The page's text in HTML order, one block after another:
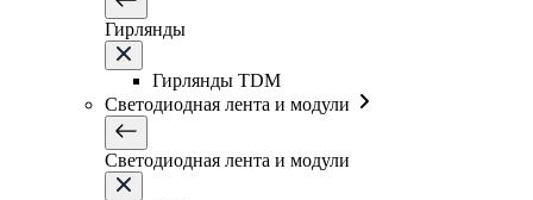
Гирлянды
Гирлянды TDM
Светодиодная лента и модули
Светодиодная лента и модули